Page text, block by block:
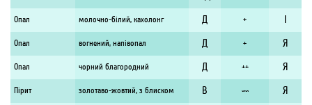
Опал молочно-білий, кахолонг Д +
Опал вогнений, напівопал Д + Я
Опал чорний благородний Д ++ Я
Пірит золотаво-жовтий, з блиском В ~~ Я